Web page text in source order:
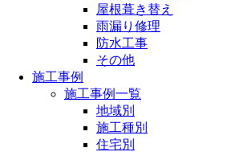
屋根葺き替え
雨漏り修理
防水工事
その他
施工事例
施工事例一覧
地域別
施工種別
住宅別